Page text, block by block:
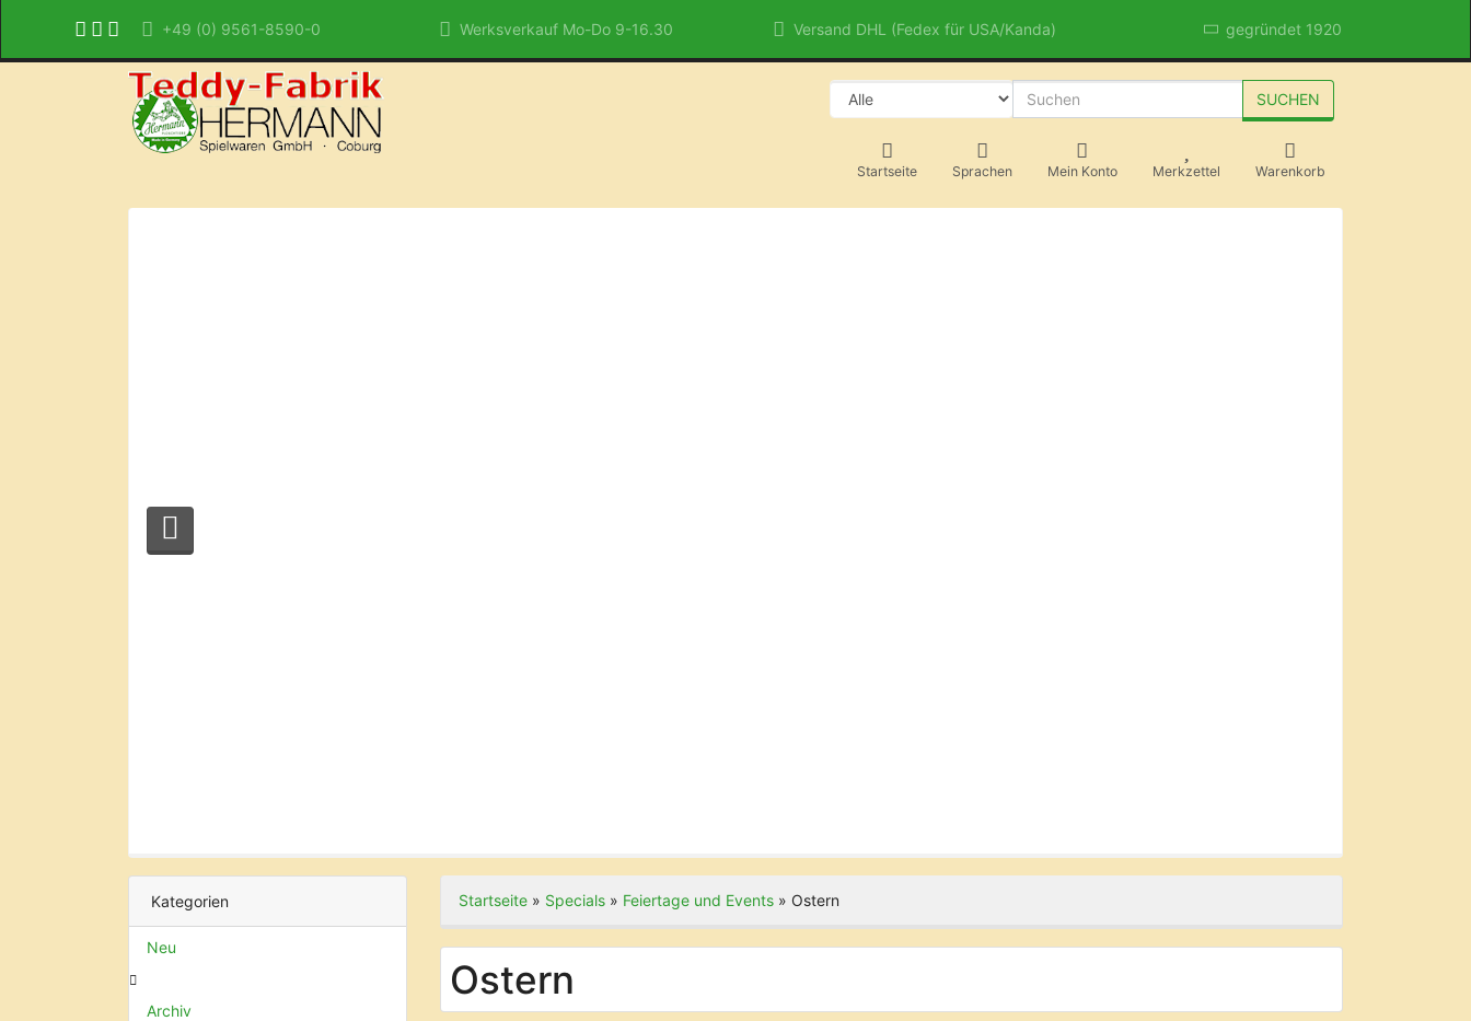
+49 (0) 9561-8590-0 Werksverkauf Mo-Do 9-16.30 Versand DHL (Fedex für USA/Kanda) gegründet 1920
SUCHEN
Startseite Sprachen Mein Konto Merkzettel Warenkorb
Kategorien
Neu
Archiv
Startseite » Specials » Feiertage und Events » Ostern
Ostern